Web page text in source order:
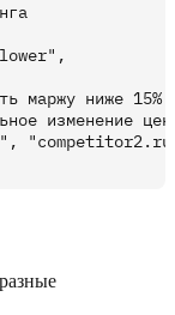
маржу ниже 15%
изменение